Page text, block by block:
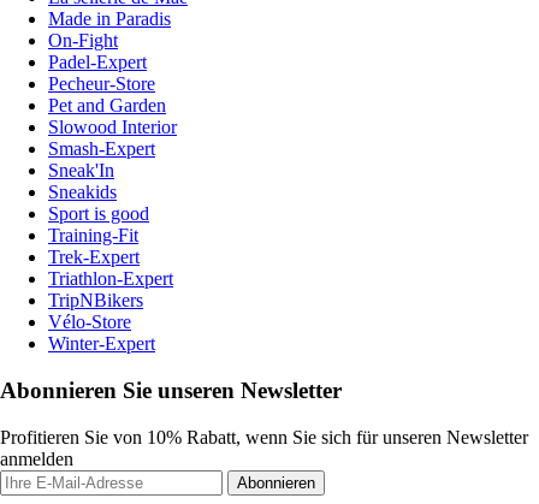
Made in Paradis
On-Fight
Padel-Expert
Pecheur-Store
Pet and Garden
Slowood Interior
Smash-Expert
Sneak'In
Sneakids
Sport is good
Training-Fit
Trek-Expert
Triathlon-Expert
TripNBikers
Vélo-Store
Winter-Expert
Abonnieren Sie unseren Newsletter
Profitieren Sie von 10% Rabatt, wenn Sie sich für unseren Newsletter
anmelden
Abonnieren